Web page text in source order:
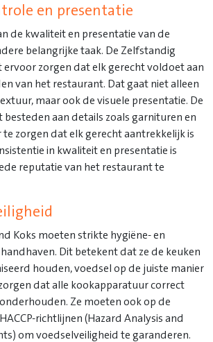
en presentatie
de kwaliteit en presentatie van de
belangrijke taak. De Zelfstandig
ervoor zorgen dat elk gerecht voldoet aan
van het restaurant. Dat gaat niet alleen
maar ook de visuele presentatie. De
aan details zoals garnituren en
zorgen dat elk gerecht aantrekkelijk is
in kwaliteit en presentatie is
reputatie van het restaurant te
Koks moeten strikte hygiëne- en
Dit betekent dat ze de keuken
houden, voedsel op de juiste manier
dat alle kookapparatuur correct
Ze moeten ook op de
richtlijnen (Hazard Analysis and
om voedselveiligheid te garanderen.